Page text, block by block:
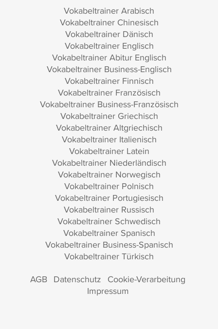
Vokabeltrainer Arabisch
Vokabeltrainer Chinesisch
Vokabeltrainer Dänisch
Vokabeltrainer Englisch
Vokabeltrainer Abitur Englisch
Vokabeltrainer Business-Englisch
Vokabeltrainer Finnisch
Vokabeltrainer Französisch
Vokabeltrainer Business-Französisch
Vokabeltrainer Griechisch
Vokabeltrainer Altgriechisch
Vokabeltrainer Italienisch
Vokabeltrainer Latein
Vokabeltrainer Niederländisch
Vokabeltrainer Norwegisch
Vokabeltrainer Polnisch
Vokabeltrainer Portugiesisch
Vokabeltrainer Russisch
Vokabeltrainer Schwedisch
Vokabeltrainer Spanisch
Vokabeltrainer Business-Spanisch
Vokabeltrainer Türkisch
AGB Datenschutz Cookie-Verarbeitung
Impressum